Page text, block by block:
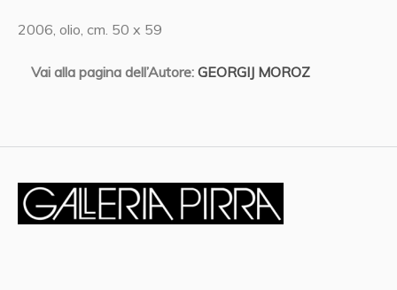
2006, olio, cm. 50 x 59
Vai alla pagina dell’Autore: GEORGIJ MOROZ